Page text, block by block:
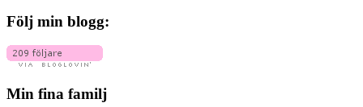
Följ min blogg:
Min fina familj